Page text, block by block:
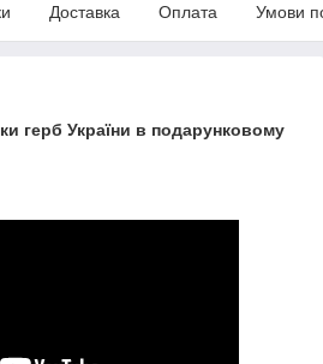
Доставка Оплата Умови
герб України в подарунковому